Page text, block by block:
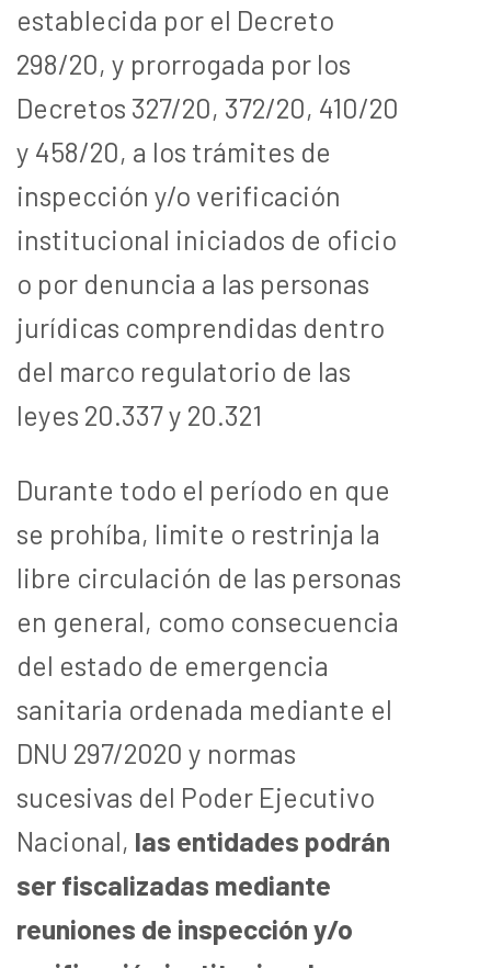
establecida por el Decreto
298/20, y prorrogada por los
Decretos 327/20, 372/20, 410/20
y 458/20, a los trámites de
inspección y/o verificación
institucional iniciados de oficio
o por denuncia a las personas
jurídicas comprendidas dentro
del marco regulatorio de las
leyes 20.337 y 20.321
Durante todo el período en que
se prohíba, limite o restrinja la
libre circulación de las personas
en general, como consecuencia
del estado de emergencia
sanitaria ordenada mediante el
DNU 297/2020 y normas
sucesivas del Poder Ejecutivo
Nacional, las entidades podrán
ser fiscalizadas mediante
reuniones de inspección y/o